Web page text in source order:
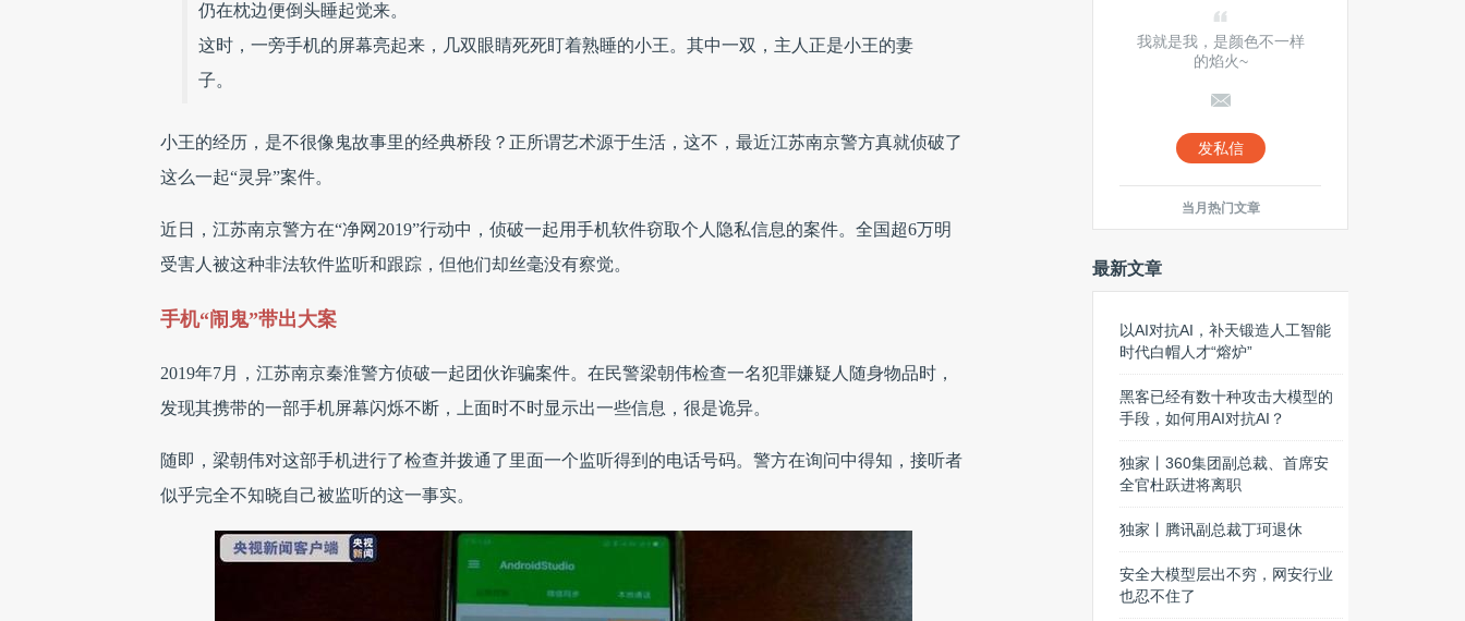
仍在枕边便倒头睡起觉来。
这时，一旁手机的屏幕亮起来，几双眼睛死死盯着熟睡的小王。其中一双，主人正是小王的妻
子。
小王的经历，是不很像鬼故事里的经典桥段？正所谓艺术源于生活，这不，最近江苏南京警方真就侦破了
这么一起“灵异”案件。
近日，江苏南京警方在“净网2019”行动中，侦破一起用手机软件窃取个人隐私信息的案件。全国超6万明
受害人被这种非法软件监听和跟踪，但他们却丝毫没有察觉。
手机“闹鬼”带出大案
2019年7月，江苏南京秦淮警方侦破一起团伙诈骗案件。在民警梁朝伟检查一名犯罪嫌疑人随身物品时，
发现其携带的一部手机屏幕闪烁不断，上面时不时显示出一些信息，很是诡异。
随即，梁朝伟对这部手机进行了检查并拨通了里面一个监听得到的电话号码。警方在询问中得知，接听者
似乎完全不知晓自己被监听的这一事实。
我就是我，是颜色不一样
的焰火~
发私信
当月热门文章
最新文章
以AI对抗AI，补天锻造人工智能
时代白帽人才“熔炉”
黑客已经有数十种攻击大模型的
手段，如何用AI对抗AI？
独家丨360集团副总裁、首席安
全官杜跃进将离职
独家丨腾讯副总裁丁珂退休
安全大模型层出不穷，网安行业
也忍不住了